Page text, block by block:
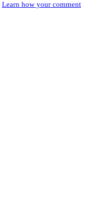
Learn how your comment